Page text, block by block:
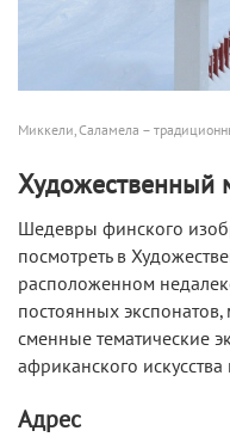
Миккели, Саламела –
Художественный
Шедевры финского
посмотреть в
расположенном
постоянных
сменные тематические
африканского
Адрес